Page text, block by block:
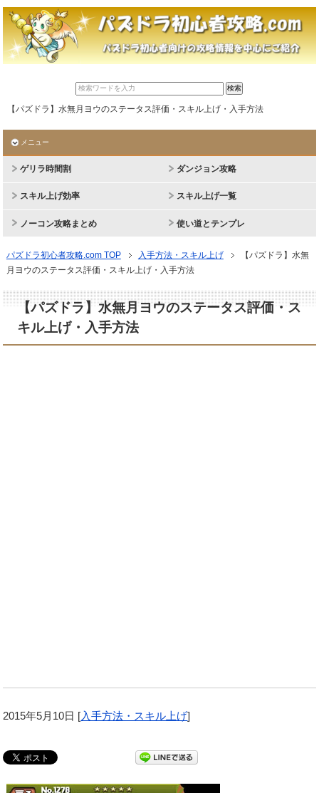
【パズドラ】水無月ヨウのステータス評価・スキル上げ・入手方法
メニュー
ゲリラ時間割 ダンジョン攻略
スキル上げ効率 スキル上げ一覧
ノーコン攻略まとめ 使い道とテンプレ
パズドラ初心者攻略.com TOP 入手方法・スキル上げ
【パズドラ】水無
月ヨウのステータス評価・スキル上げ・入手方法
【パズドラ】水無月ヨウのステータス評価・ス
キル上げ・入手方法
2015年5月10日 [入手方法・スキル上げ]